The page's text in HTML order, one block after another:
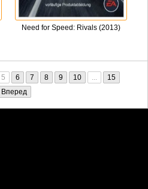
Need for Speed: Rivals (2013)
5 6 7 8 9 10 ...
15
Вперед